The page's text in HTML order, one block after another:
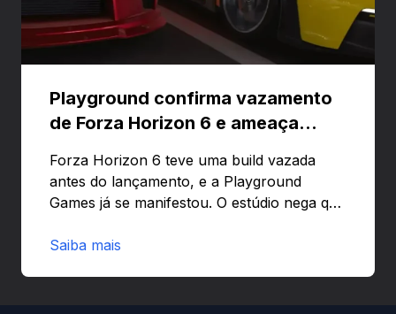
Playground confirma vazamento
de Forza Horizon 6 e ameaça
Forza Horizon 6 teve uma build vazada
antes do lançamento, e a Playground
Games já se manifestou. O estúdio nega que
preload e avisa que quem usar versões não
Saiba mais